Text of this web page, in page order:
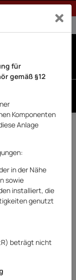
Exklusiv
für
gemäß §12
Komponenten
Anlage
in der Nähe
sowie
installiert, die
genutzt
beträgt nicht